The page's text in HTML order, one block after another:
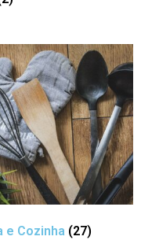
e Cozinha (27)